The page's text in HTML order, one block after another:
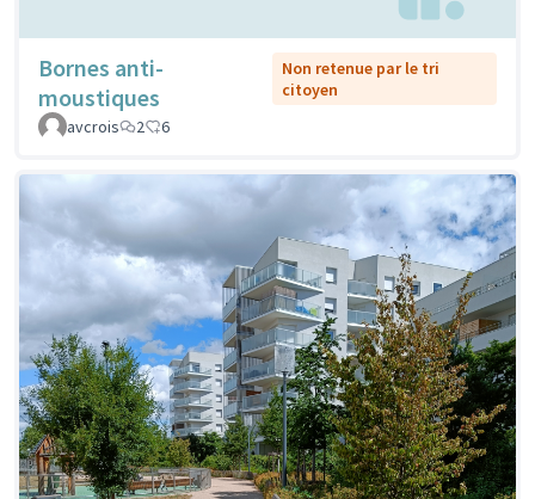
Bornes anti-
moustiques
Non retenue par le tri
citoyen
avcrois
2 6